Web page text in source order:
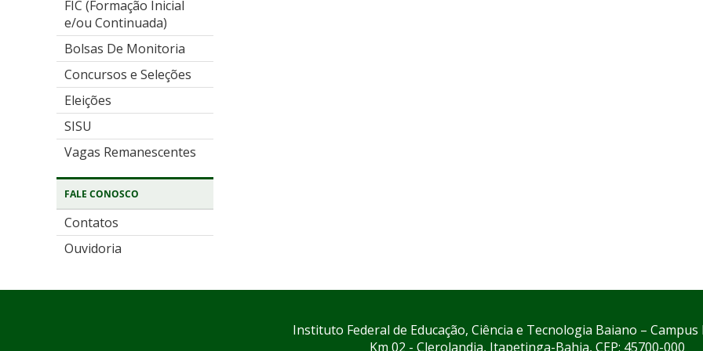
FIC (Formação Inicial
e/ou Continuada)
Bolsas De Monitoria
Concursos e Seleções
Eleições
SISU
Vagas Remanescentes
FALE CONOSCO
Contatos
Ouvidoria
Instituto Federal de Educação, Ciência e Tecnologia Baiano –
Km 02 - Clerolandia, Itapetinga-Bahia, CEP: 45700-000